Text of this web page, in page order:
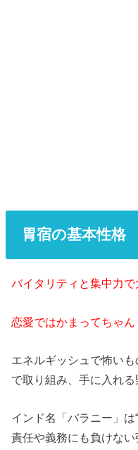
胃宿の基本性格
バイタリティと集中力で
恋愛ではかまってちゃん
エネルギッシュで怖い
で取り組み、手に入れる
インド名「バラニー」は
責任や義務にも負けな